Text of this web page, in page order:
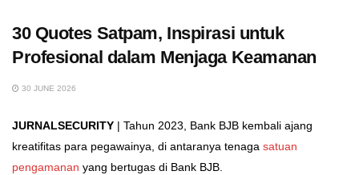
30 Quotes Satpam, Inspirasi untuk
Profesional dalam Menjaga Keamanan
30 JUNE 2026
JURNALSECURITY | Tahun 2023, Bank BJB kembali ajang
kreatifitas para pegawainya, di antaranya tenaga satuan
pengamanan yang bertugas di Bank BJB.